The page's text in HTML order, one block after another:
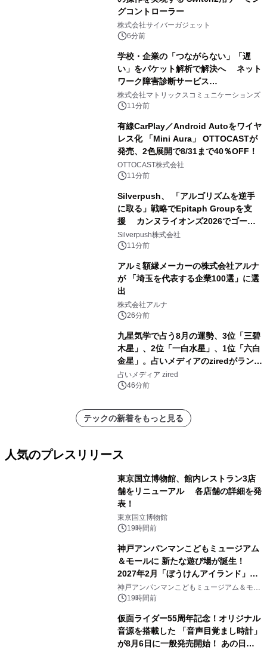
グコントローラー
株式会社サイバーガジェット
6分前
学校・企業の「つながらない」「遅
い」をパケット解析で解決へ ネット
ワーク障害診断サービス
「Sonarman」の一般販売を開始
株式会社マトリックスコミュニケーションズ
11分前
有線CarPlay／Android Autoをワイヤ
レス化 「Mini Aura」 OTTOCASTが
発売、2色展開で8/31まで40％OFF！
OTTOCAST株式会社
11分前
Silverpush、 「アルゴリズムを逆手
に取る」戦略でEpitaph Groupを支
援 カンヌライオンズ2026でゴール
ド2部門を含む3賞受賞に貢献
Silverpush株式会社
11分前
アルミ額縁メーカーの株式会社アルナ
が 「埼玉を代表する企業100選」に選
出
株式会社アルナ
26分前
九星気学で占う8月の運勢、3位「三碧
木星」、2位「一白水星」、1位「六白
金星」。占いメディアのziredがランキ
ングを発表
占いメディア zired
46分前
テックの新着をもっと見る
人気のプレスリリース
東京国立博物館、館内レストラン3店
舗をリニューアル 各店舗の詳細を発
表！
東京国立博物館
19時間前
神戸アンパンマンこどもミュージアム
＆モールに 新たな遊び場が誕生！
2027年2月「ぼうけんアイランド」が
オープン
神戸アンパンマンこどもミュージアム＆モー
ル 19時間前
仮面ライダー55周年記念！オリジナル
音源を搭載した 「音声目覚まし時計」
が8月6日に一般発売開始！ あの日の